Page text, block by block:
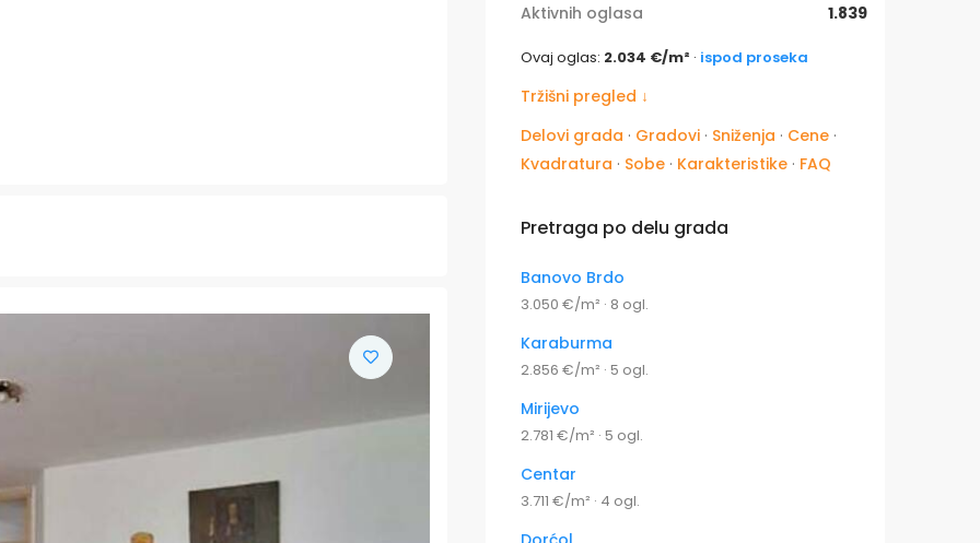
Aktivnih oglasa
1.839
Ovaj oglas: 2.034 €/m² · ispod proseka
Tržišni pregled ↓
Delovi grada · Gradovi · Sniženja · Cene ·
Kvadratura · Sobe · Karakteristike · FAQ
Pretraga po delu grada
Banovo Brdo
3.050 €/m² · 8 ogl.
Karaburma
2.856 €/m² · 5 ogl.
Mirijevo
2.781 €/m² · 5 ogl.
Centar
3.711 €/m² · 4 ogl.